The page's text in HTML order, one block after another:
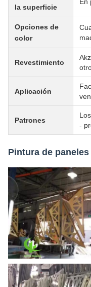
la superficie
Opciones de
color
Revestimiento
Aplicación
Patrones
-
Pintura de